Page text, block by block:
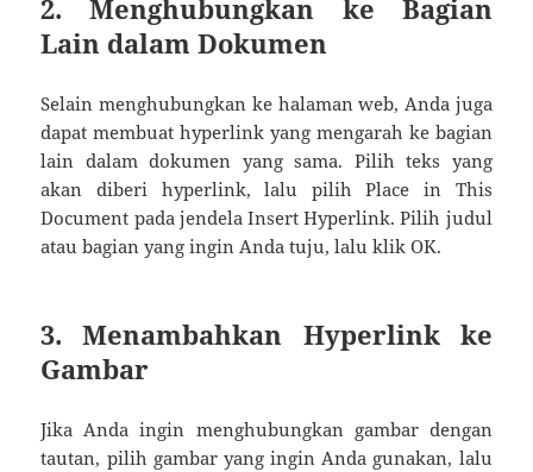
2. Menghubungkan ke Bagian
Lain dalam Dokumen
Selain menghubungkan ke halaman web, Anda juga
dapat membuat hyperlink yang mengarah ke bagian
lain dalam dokumen yang sama. Pilih teks yang
akan diberi hyperlink, lalu pilih Place in This
Document pada jendela Insert Hyperlink. Pilih judul
atau bagian yang ingin Anda tuju, lalu klik OK.
3. Menambahkan Hyperlink ke
Gambar
Jika Anda ingin menghubungkan gambar dengan
tautan, pilih gambar yang ingin Anda gunakan, lalu